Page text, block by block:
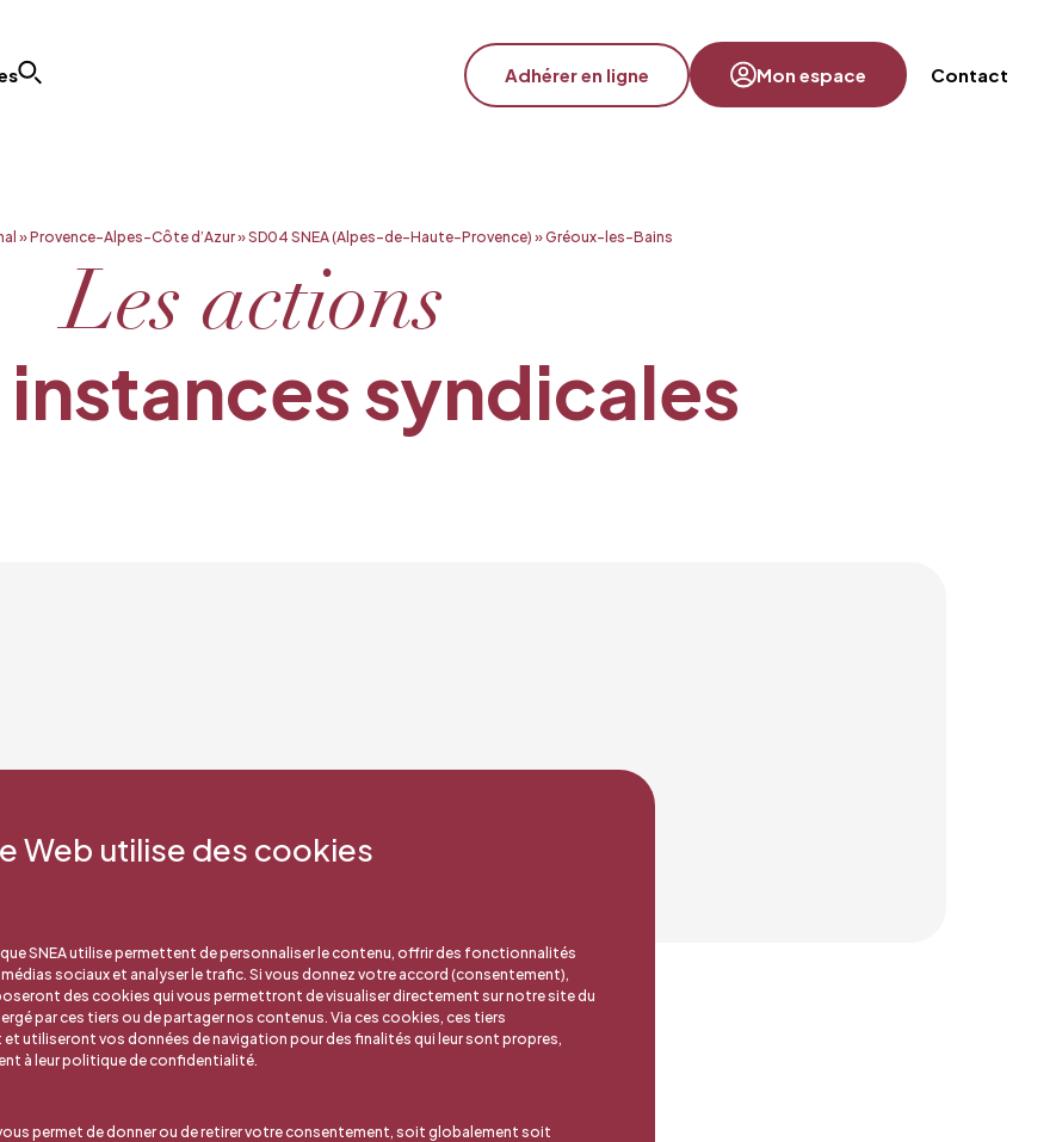
Web utilise des cookies
SNEA utilise permettent de personnaliser le contenu, offrir des fonctionnalités
sociaux et analyser le trafic. Si vous donnez votre accord (consentement),
des cookies qui vous permettront de visualiser directement sur notre site du
par ces tiers ou de partager nos contenus. Via ces cookies, ces tiers
utiliseront vos données de navigation pour des finalités qui leur sont propres,
à leur politique de confidentialité.
permet de donner ou de retirer votre consentement, soit globalement soit
Adhérer en ligne Mon espace Contact
»Provence-Alpes-Côte d’Azur»SD04 SNEA (Alpes-de-Haute-Provence) »Gréoux-les-Bains
Les actions
syndicales